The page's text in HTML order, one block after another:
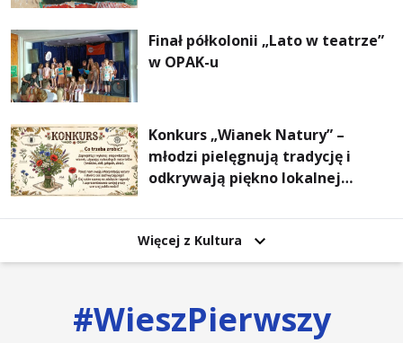
Finał półkolonii „Lato w teatrze”
w OPAK-u
Konkurs „Wianek Natury” –
młodzi pielęgnują tradycję i
odkrywają piękno lokalnej
Więcej z Kultura
#WieszPierwszy